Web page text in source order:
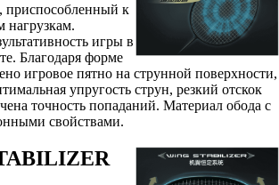
приспособленный к
нагрузкам.
игры в
Благодаря форме
игровое пятно на струнной поверхности,
упругость струн, резкий отскок
точность попаданий. Материал обода с
свойствами.